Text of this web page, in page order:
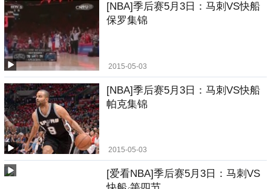
[NBA]季后赛5月3日：马刺VS快船
保罗集锦
2015-05-03
[NBA]季后赛5月3日：马刺VS快船
帕克集锦
2015-05-03
[爱看NBA]季后赛5月3日：马刺VS